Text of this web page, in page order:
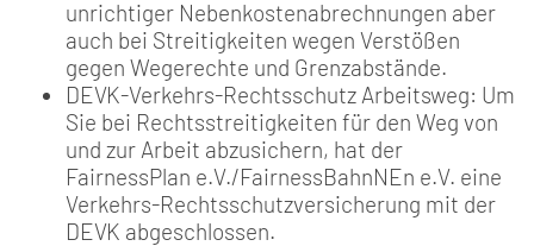
unrichtiger Nebenkostenabrechnungen aber
auch bei Streitigkeiten wegen Verstößen
gegen Wegerechte und Grenzabstände.
DEVK-Verkehrs-Rechtsschutz Arbeitsweg: Um
Sie bei Rechtsstreitigkeiten für den Weg von
und zur Arbeit abzusichern, hat der
FairnessPlan e.V./FairnessBahnNEn e.V. eine
Verkehrs-Rechtsschutzversicherung mit der
DEVK abgeschlossen.